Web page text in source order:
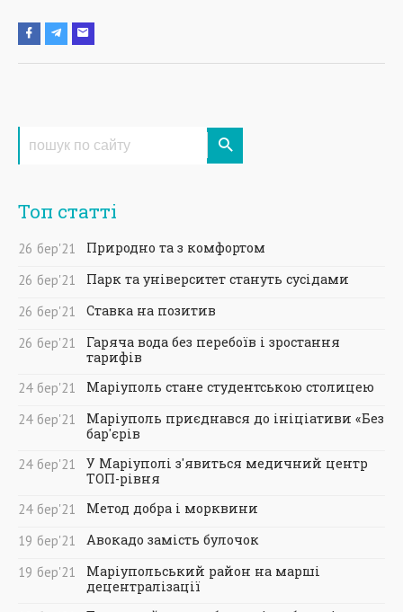
Топ статті
26 бер'21
Природно та з комфортом
26 бер'21
Парк та університет стануть сусідами
26 бер'21
Ставка на позитив
26 бер'21
Гаряча вода без перебоїв і зростання
тарифів
24 бер'21
Маріуполь стане студентською столицею
24 бер'21
Маріуполь приєднався до ініціативи «Без
бар'єрів
24 бер'21
У Маріуполі з'явиться медичний центр
ТОП-рівня
24 бер'21
Метод добра і морквини
19 бер'21
Авокадо замість булочок
19 бер'21
Маріупольський район на марші
децентралізації